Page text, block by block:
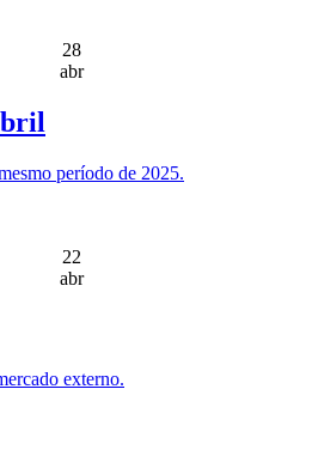
28
abr
período de 2025.
22
abr
externo.